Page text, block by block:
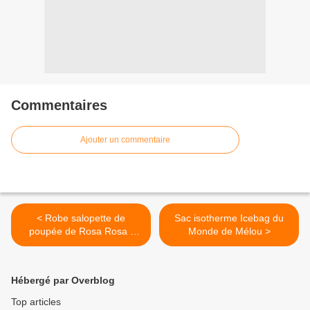
Commentaires
Ajouter un commentaire
< Robe salopette de
poupée de Rosa Rosa -
Patron couture gratuit
Sac isotherme Icebag du
Monde de Mélou >
Hébergé par Overblog
Top articles